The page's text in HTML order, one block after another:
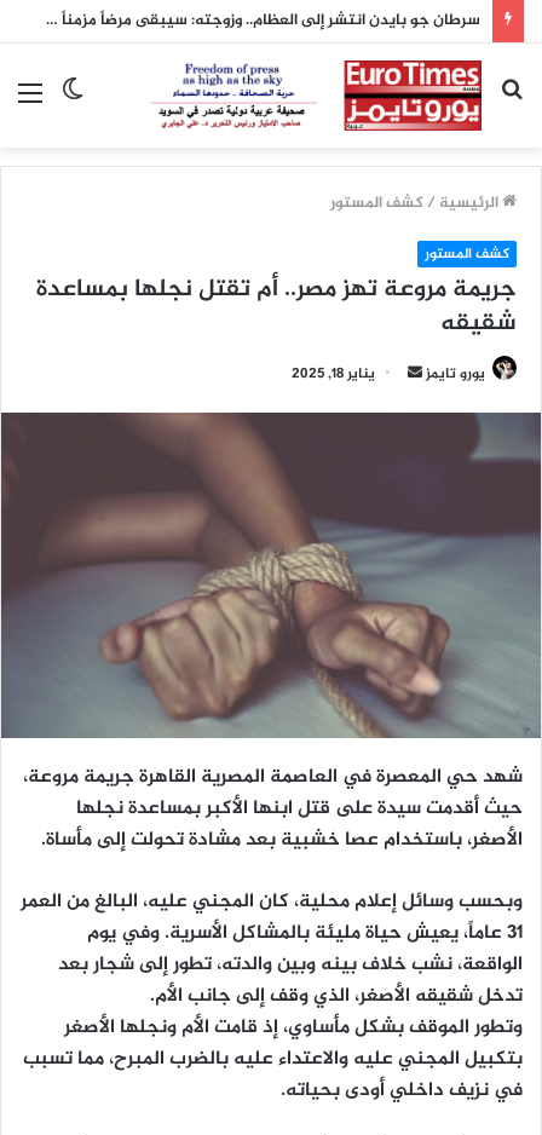
سرطان جو بايدن انتشر إلى العظام.. وزوجته: سيبقى مرضاً مزمناً يرافقه مدى الحياة
الوضع
بحث
عن
الرئيسية /كشف المستور
كشف المستور
جريمة مروعة تهز مصر.. أم تقتل نجلها بمساعدة
شقيقه
يورو تايمز
أرسل يناير 18, 2025
شهد حي المعصرة في العاصمة المصرية القاهرة جريمة مروعة،
حيث أقدمت سيدة على قتل ابنها الأكبر بمساعدة نجلها
الأصغر، باستخدام عصا خشبية بعد مشادة تحولت إلى مأساة.
وبحسب وسائل إعلام محلية، كان المجني عليه، البالغ من العمر
31 عاماً، يعيش حياة مليئة بالمشاكل الأسرية. وفي يوم
الواقعة، نشب خلاف بينه وبين والدته، تطور إلى شجار بعد
تدخل شقيقه الأصغر، الذي وقف إلى جانب الأم.
وتطور الموقف بشكل مأساوي، إذ قامت الأم ونجلها الأصغر
بتكبيل المجني عليه والاعتداء عليه بالضرب المبرح، مما تسبب
في نزيف داخلي أودى بحياته.